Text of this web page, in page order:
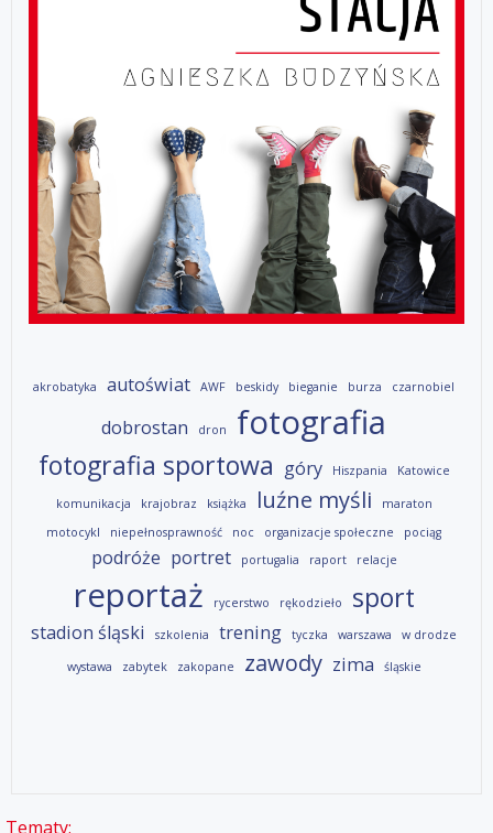
akrobatyka autoświat AWF beskidy bieganie burza czarnobiel
dobrostan dron fotografia
fotografia sportowa góry Hiszpania Katowice
komunikacja krajobraz książka luźne myśli
maraton
motocykl
niepełnosprawność noc organizacje społeczne pociąg
podróże portret portugalia raport relacje
reportaż rycerstwo rękodzieło sport
stadion śląski szkolenia trening tyczka warszawa w drodze
wystawa zabytek zakopane zawody zima śląskie
Tematy: